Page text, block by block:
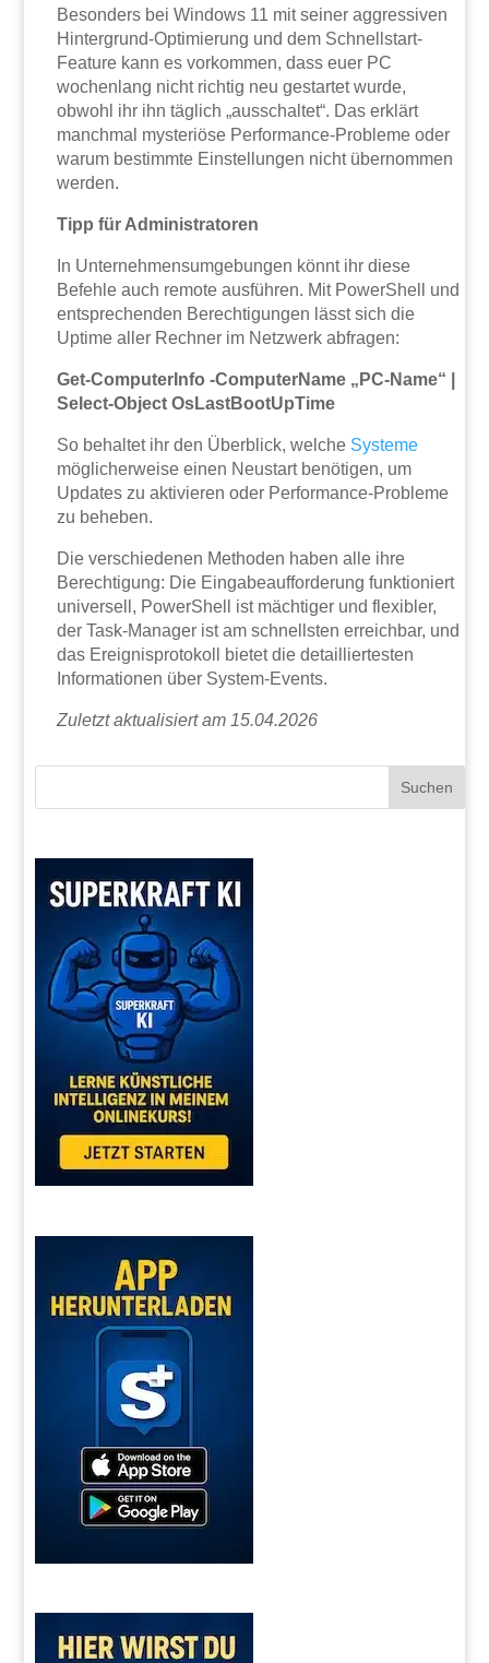
Besonders bei Windows 11 mit seiner aggressiven
Hintergrund-Optimierung und dem Schnellstart-
Feature kann es vorkommen, dass euer PC
wochenlang nicht richtig neu gestartet wurde,
obwohl ihr ihn täglich „ausschaltet“. Das erklärt
manchmal mysteriöse Performance-Probleme oder
warum bestimmte Einstellungen nicht übernommen
werden.
Tipp für Administratoren
In Unternehmensumgebungen könnt ihr diese
Befehle auch remote ausführen. Mit PowerShell und
entsprechenden Berechtigungen lässt sich die
Uptime aller Rechner im Netzwerk abfragen:
Get-ComputerInfo -ComputerName „PC-Name“ |
Select-Object OsLastBootUpTime
So behaltet ihr den Überblick, welche Systeme
möglicherweise einen Neustart benötigen, um
Updates zu aktivieren oder Performance-Probleme
zu beheben.
Die verschiedenen Methoden haben alle ihre
Berechtigung: Die Eingabeaufforderung funktioniert
universell, PowerShell ist mächtiger und flexibler,
der Task-Manager ist am schnellsten erreichbar, und
das Ereignisprotokoll bietet die detailliertesten
Informationen über System-Events.
Zuletzt aktualisiert am 15.04.2026